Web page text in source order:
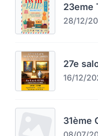
23eme
28/12/
27e
16/12/
31ème